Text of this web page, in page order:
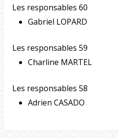
Les responsables 60
Gabriel LOPARD
Les responsables 59
Charline MARTEL
Les responsables 58
Adrien CASADO